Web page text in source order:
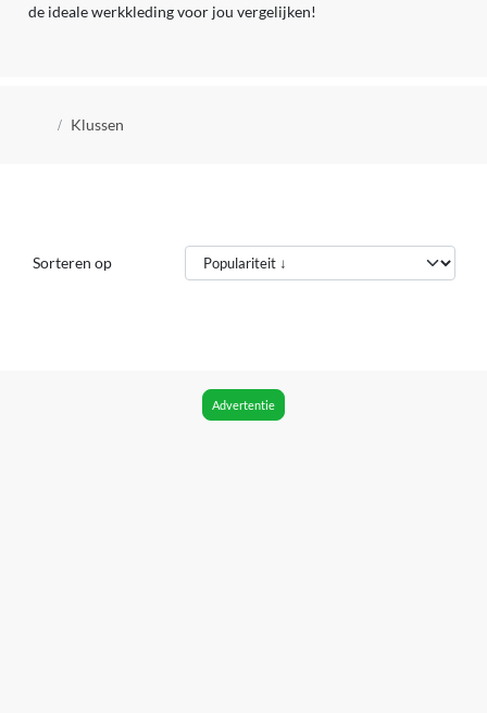
de ideale werkkleding voor jou vergelijken!
Kruimelpad
Klussen
Sorteren op
Advertentie